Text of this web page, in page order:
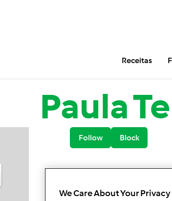
Receitas
Paula
Follow Block
We Care About Your Privacy